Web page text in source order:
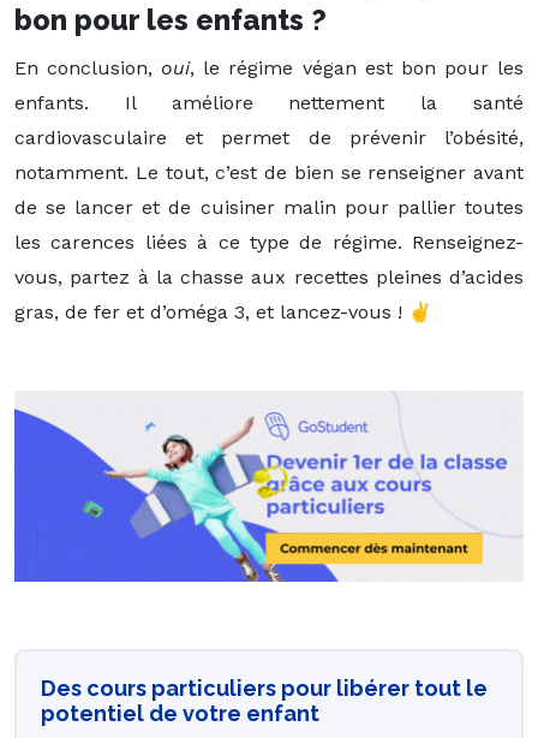
bon pour les enfants ?
En conclusion, oui, le régime végan est bon pour les
enfants. Il améliore nettement la santé
cardiovasculaire et permet de prévenir l’obésité,
notamment. Le tout, c’est de bien se renseigner avant
de se lancer et de cuisiner malin pour pallier toutes
les carences liées à ce type de régime. Renseignez-
vous, partez à la chasse aux recettes pleines d’acides
gras, de fer et d’oméga 3, et lancez-vous ! ✌
Des cours particuliers pour libérer tout le
potentiel de votre enfant